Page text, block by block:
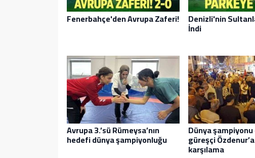
Fenerbahçe'den Avrupa Zaferi! Denizli'nin
İndi
Avrupa 3.’sü Rümeysa’nın
hedefi dünya şampiyonluğu
Dünya
güreşçi
karşılama